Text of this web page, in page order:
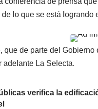
lo que se está logrando
que de parte del
adelante La Selecta.
verifica la